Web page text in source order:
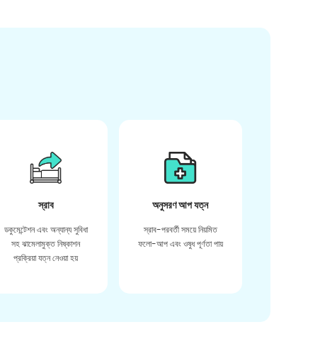
স্রাব
ডকুমেন্টেশন এবং অন্যান্য সুবিধা
সহ ঝামেলামুক্ত নিষ্কাশন
প্রক্রিয়া যত্ন নেওয়া হয়
অনুসরণ আপ যত্ন
স্রাব-পরবর্তী সময়ে নিয়মিত
ফলো-আপ এবং ওষুধ পূর্ণতা পায়